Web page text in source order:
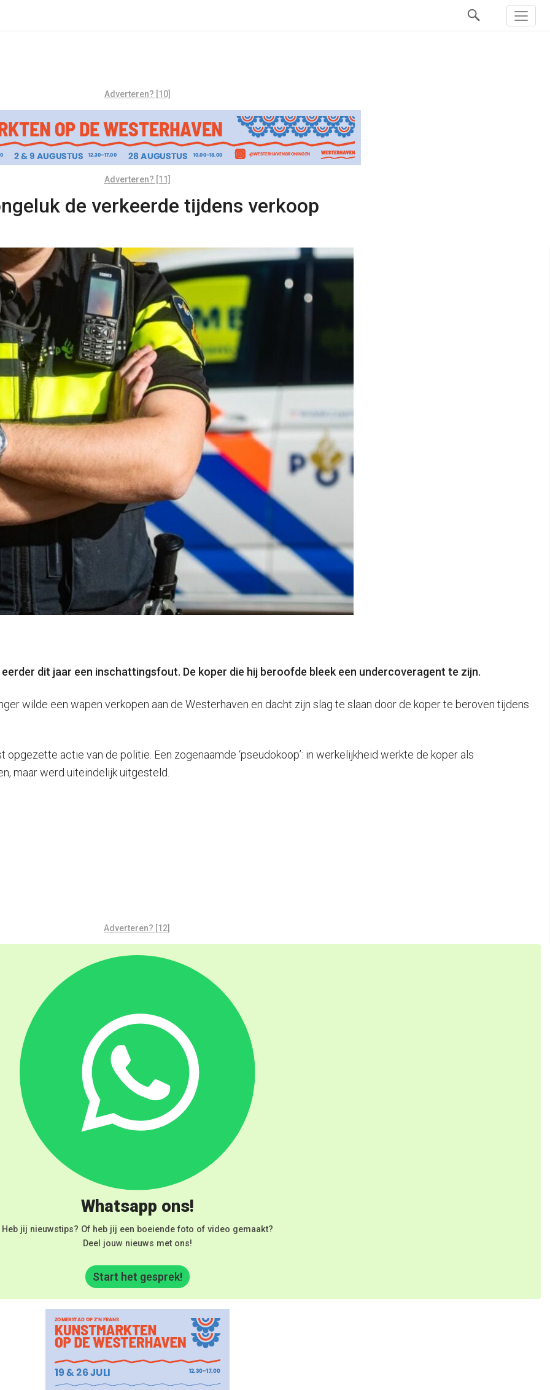
Adverteren? [10]
Adverteren? [11]
de verkeerde tijdens verkoop
dit jaar een inschattingsfout. De koper die hij beroofde bleek een undercoveragent te zijn.
wilde een wapen verkopen aan de Westerhaven en dacht zijn slag te slaan door de koper te beroven tijdens
actie van de politie. Een zogenaamde ‘pseudokoop’: in werkelijkheid werkte de koper als
maar werd uiteindelijk uitgesteld.
Adverteren? [12]
Whatsapp ons!
Heb jij nieuwstips? Of heb jij een boeiende foto of video gemaakt?
Deel jouw nieuws met ons!
Start het gesprek!